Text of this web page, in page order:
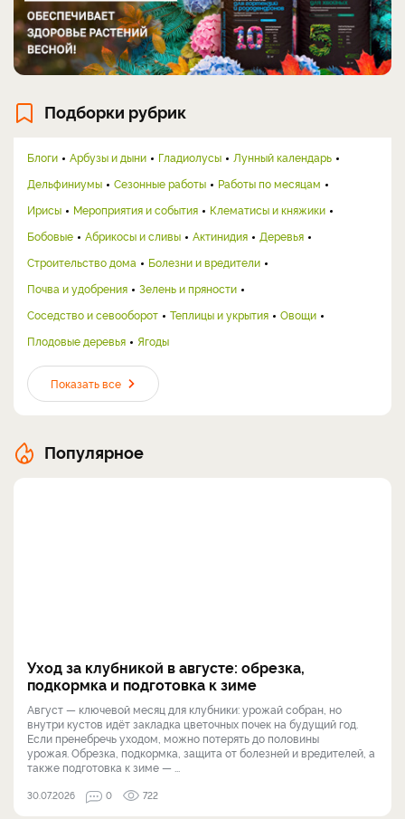
Подборки рубрик
Блоги Арбузы и дыни Гладиолусы
Лунный календарь
Дельфиниумы
Сезонные работы
Работы по месяцам
Ирисы
Мероприятия и события
Клематисы и княжики
Бобовые
Абрикосы и сливы Актинидия
Деревья
Строительство дома
Болезни и вредители
Почва и удобрения
Зелень и пряности
Соседство и севооборот
Теплицы и укрытия
Овощи
Плодовые деревья
Ягоды
Показать все
Популярное
Уход за клубникой в августе: обрезка,
подкормка и подготовка к зиме
Август — ключевой месяц для клубники: урожай собран, но
внутри кустов идёт закладка цветочных почек на будущий год.
Если пренебречь уходом, можно потерять до половины
урожая. Обрезка, подкормка, защита от болезней и вредителей, а
также подготовка к зиме — ...
30.07.2026 0 722